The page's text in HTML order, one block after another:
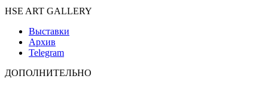
HSE ART GALLERY
Выставки
Архив
Telegram
ДОПОЛНИТЕЛЬНО